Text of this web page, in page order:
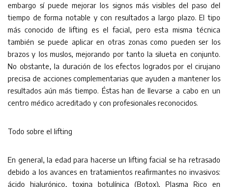
embargo sí puede mejorar los signos más visibles del paso del
tiempo de forma notable y con resultados a largo plazo. El tipo
más conocido de lifting es el facial, pero esta misma técnica
también se puede aplicar en otras zonas como pueden ser los
brazos y los muslos, mejorando por tanto la silueta en conjunto.
No obstante, la duración de los efectos logrados por el cirujano
precisa de acciones complementarias que ayuden a mantener los
resultados aún más tiempo. Éstas han de llevarse a cabo en un
centro médico acreditado y con profesionales reconocidos.
Todo sobre el lifting
En general, la edad para hacerse un lifting facial se ha retrasado
debido a los avances en tratamientos reafirmantes no invasivos:
ácido hialurónico, toxina botulínica (Botox), Plasma Rico en